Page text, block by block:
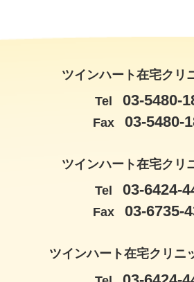
ツインハート在宅クリ
Tel
03-5480-
Fax 03-5480-
ツインハート在宅クリ
Tel
03-6424-
Fax 03-6735-
ツインハート在宅クリニ